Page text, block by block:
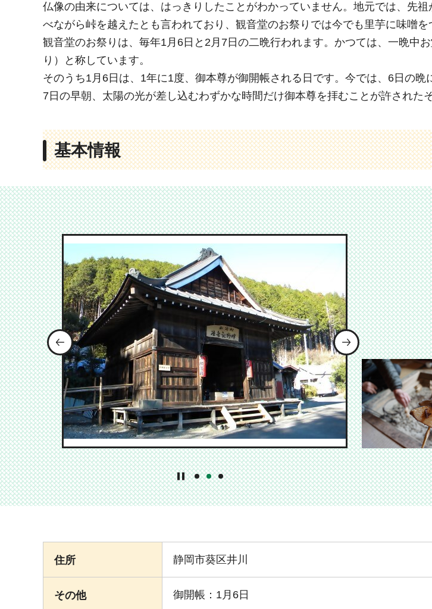
仏像の由来については、はっきりしたことがわかっていません。地元では、先
べながら峠を越えたとも言われており、観音堂のお祭りでは今でも里芋に味噌を
観音堂のお祭りは、毎年1月6日と2月7日の二晩行われます。かつては、一晩中
り）と称しています。
そのうち1月6日は、1年に1度、御本尊が御開帳される日です。今では、6日の
7日の早朝、太陽の光が差し込むわずかな時間だけ御本尊を拝むことが許された
基本情報
前のスライドを表示 次のス
1番目のスライドを表示
2番目のスライドを表示
3番目のスライドを表示
住所 静岡市葵区井川
その他 御開帳：1月6日